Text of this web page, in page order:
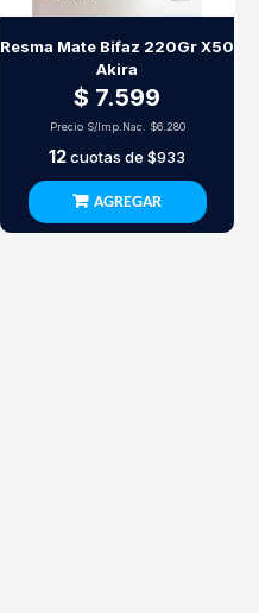
Resma Mate Bifaz 220Gr X50
Akira
$ 7.599
Precio S/Imp.Nac. $6.280
12cuotas de $933
AGREGAR